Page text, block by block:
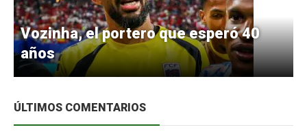
Vozinha, el portero que esperó 40
años
ÚLTIMOS COMENTARIOS